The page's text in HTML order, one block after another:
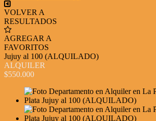
VOLVER A
RESULTADOS
AGREGAR A
FAVORITOS
Jujuy al 100 (ALQUILADO)
ALQUILER
$550.000